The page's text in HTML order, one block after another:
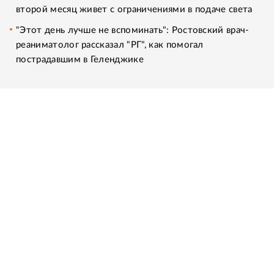
второй месяц живет с ограничениями в подаче света
"Этот день лучше не вспоминать": Ростовский врач-
реаниматолог рассказал "РГ", как помогал
пострадавшим в Геленджике